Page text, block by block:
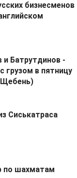
бизнесменов
и Батрутдинов -
грузом в пятницу
Сиськатраса
по шахматам